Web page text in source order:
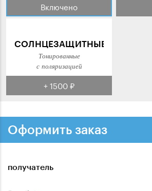
Включено
СОЛНЦЕЗАЩИТНЫЕ
Тонированные
с поляризацией
+ 1500 ₽
Оформить заказ
получатель